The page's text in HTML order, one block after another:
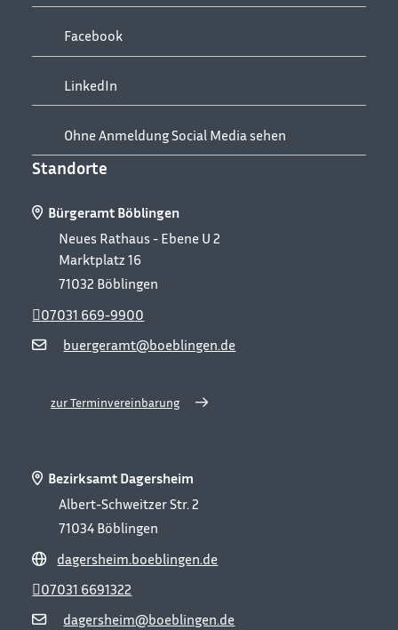
Facebook
LinkedIn
Ohne Anmeldung Social Media sehen
Standorte
Bürgeramt Böblingen
Neues Rathaus - Ebene U 2
Marktplatz 16
71032 Böblingen
buergeramt@boeblingen.de
07031 669-9900
zur Terminvereinbarung
Bezirksamt Dagersheim
Albert-Schweitzer Str. 2
71034 Böblingen
dagersheim.boeblingen.de
dagersheim@boeblingen.de
07031 6691322